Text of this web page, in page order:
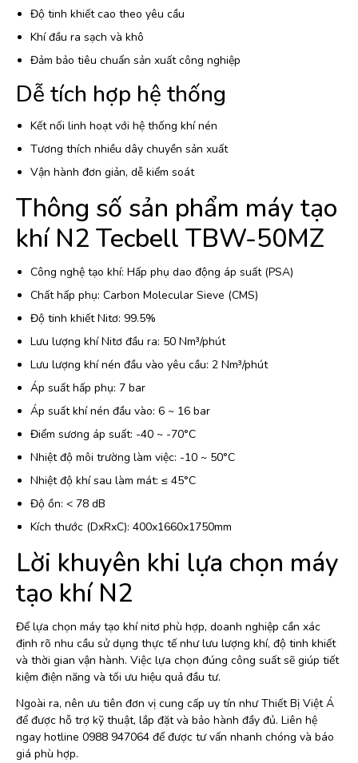
Độ tinh khiết cao theo yêu cầu
Khí đầu ra sạch và khô
Đảm bảo tiêu chuẩn sản xuất công nghiệp
Dễ tích hợp hệ thống
Kết nối linh hoạt với hệ thống khí nén
Tương thích nhiều dây chuyền sản xuất
Vận hành đơn giản, dễ kiểm soát
Thông số sản phẩm máy tạo
khí N2 Tecbell TBW-50MZ
Công nghệ tạo khí: Hấp phụ dao động áp suất (PSA)
Chất hấp phụ: Carbon Molecular Sieve (CMS)
Độ tinh khiết Nitơ: 99.5%
Lưu lượng khí Nitơ đầu ra: 50 Nm³/phút
Lưu lượng khí nén đầu vào yêu cầu: 2 Nm³/phút
Áp suất hấp phụ: 7 bar
Áp suất khí nén đầu vào: 6 ~ 16 bar
Điểm sương áp suất: -40 ~ -70°C
Nhiệt độ môi trường làm việc: -10 ~ 50°C
Nhiệt độ khí sau làm mát: ≤ 45°C
Độ ồn: < 78 dB
Kích thước (DxRxC): 400x1660x1750mm
Lời khuyên khi lựa chọn máy
tạo khí N2
Để lựa chọn máy tạo khí nitơ phù hợp, doanh nghiệp cần xác
định rõ nhu cầu sử dụng thực tế như lưu lượng khí, độ tinh khiết
và thời gian vận hành. Việc lựa chọn đúng công suất sẽ giúp tiết
kiệm điện năng và tối ưu hiệu quả đầu tư.
Ngoài ra, nên ưu tiên đơn vị cung cấp uy tín như Thiết Bị Việt Á
để được hỗ trợ kỹ thuật, lắp đặt và bảo hành đầy đủ. Liên hệ
ngay hotline 0988 947064 để được tư vấn nhanh chóng và báo
giá phù hợp.